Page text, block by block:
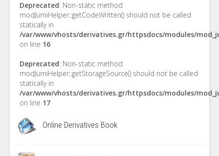
Deprecated: Non-static method
modJumiHelper::getCodeWritten() should not be called
statically in
/var/www/vhosts/derivatives.gr/httpsdocs/modules/
on line 16
Deprecated: Non-static method
modJumiHelper::getStorageSource() should not be called
statically in
/var/www/vhosts/derivatives.gr/httpsdocs/modules/
on line 17
Online Derivatives Book